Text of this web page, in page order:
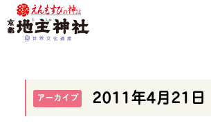
アーカイブ 2011年4月21日